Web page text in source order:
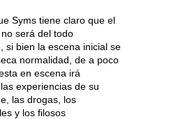
Syms tiene claro que el
será del todo
si bien la escena inicial se
normalidad, de a poco
en escena irá
experiencias de su
las drogas, los
y los filosos